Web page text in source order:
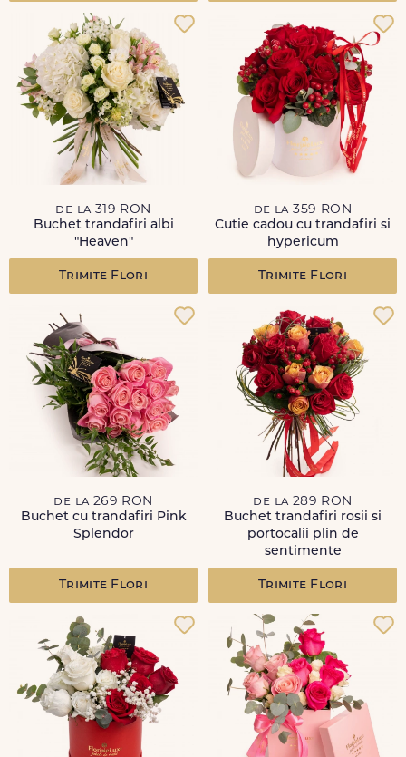
de la 319 RON
Buchet trandafiri albi
"Heaven"
Trimite Flori
de la 359 RON
Cutie cadou cu trandafiri si
hypericum
Trimite Flori
de la 269 RON
Buchet cu trandafiri Pink
Splendor
Trimite Flori
de la 289 RON
Buchet trandafiri rosii si
portocalii plin de
sentimente
Trimite Flori